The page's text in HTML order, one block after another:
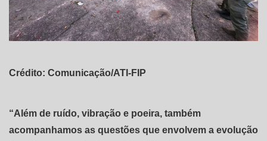
Crédito: Comunicação/ATI-FIP
“Além de ruído, vibração e poeira, também
acompanhamos as questões que envolvem a evolução